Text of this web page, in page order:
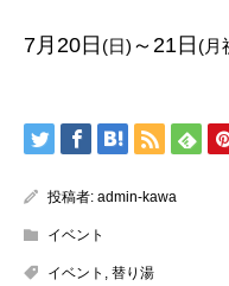
7月20日 (日) ～21日 (月
投稿者: admin-kawa
イベント
イベント 替り湯